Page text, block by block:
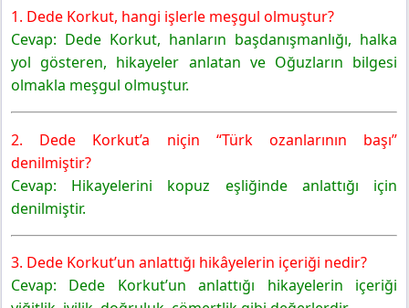
Yayınları
1. Dede Korkut, hangi işlerle meşgul olmuştur?
Cevap: Dede Korkut, hanların başdanışmanlığı, halka
yol gösteren, hikayeler anlatan ve Oğuzların bilgesi
olmakla meşgul olmuştur.
2. Dede Korkut’a niçin “Türk ozanlarının başı”
denilmiştir?
Cevap: Hikayelerini kopuz eşliğinde anlattığı için
denilmiştir.
3. Dede Korkut’un anlattığı hikâyelerin içeriği nedir?
Cevap: Dede Korkut’un anlattığı hikayelerin içeriği